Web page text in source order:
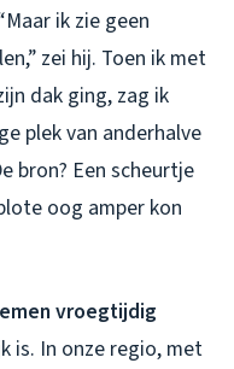
ik zie geen
zei hij. Toen ik met
dak ging, zag ik
plek van anderhalve
bron? Een scheurtje
oog amper kon
vroegtijdig
is. In onze regio, met